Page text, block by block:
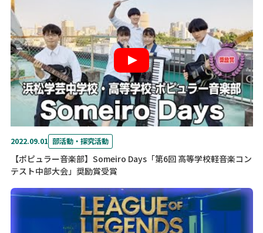
2022.09.01 部活動・探究活動
【ポピュラー音楽部】Someiro Days「第6回 高等学校軽音楽コン
テスト中部大会」奨励賞受賞